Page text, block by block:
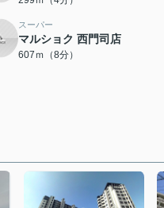
スーパー
マルショク 西門司店
607ｍ（8分）